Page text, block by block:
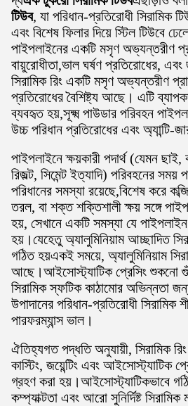
টিউব, যা পরিধান-প্রতিরোধী সিরামিক
এবং বিশেষ ফিলার দিয়ে স্টিল টিউবে
পাইপলাইনের একটি মসৃণ অভ্যন্তরীণ
বায়ুরোধীতা,ভাল ঘর্ষণ প্রতিরোধের,
সিরামিক রিং একটি মসৃণ অভ্যন্তরীণ
প্রতিরোধের বৈশিষ্ট্য আছে। এটি
ব্যবহৃত হয়,সূক্ষ্ম পাউডার পরিবহন
উচ্চ পরিধান প্রতিরোধের এবং অ্যান্টি-
পাইপলাইনে ক্ষয়কারী পদার্থ (যেমন
রিজল্ট, সিমেন্ট ইত্যাদি) পরিবহনের
পরিধানের সমস্যা রয়েছে,বিশেষ করে
তরল, বা শক্ত শক্তিশালী ক্ষয় সঙ্গে
হয়, সেখানে একটি সমস্যা যে
হয়।যেহেতু অ্যালুমিনিয়াম আচ্ছাদিত
গঠিত হয়একই সময়ে, অ্যালুমিনিয়াম
আছে।আইসোস্ট্যাটিক প্রেসিং শুকনো
সিরামিক স্ফটিক কাঠামোর অভিন্নতা
উপাদানের পরিধান-প্রতিরোধী সিরামিক
পারফরম্যান্স ভাল।
ঐতিহ্যগত পদ্ধতি অনুযায়ী, সিরামিক
কাস্টিং, জয়েন্টিং এবং আইসোস্ট্যাটিক
গ্রহণ করা হয়।আইসোস্ট্যাটিকভাবে
কম্প্যাক্টতা এবং আরো সুনির্দিষ্ট